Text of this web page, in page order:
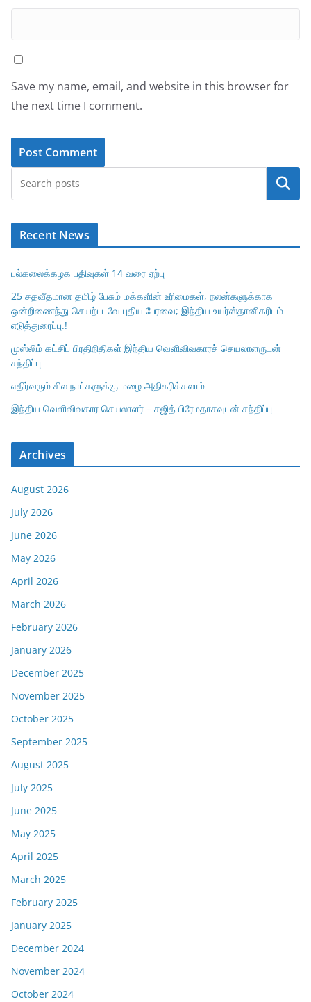
Save my name, email, and website in this browser for
the next time I comment.
Search
Recent News
பல்கலைக்கழக பதிவுகள் 14 வரை ஏற்பு
25 சதவீதமான தமிழ் பேசும் மக்களின் உரிமைகள், நலன்களுக்காக
ஒன்றிணைந்து செயற்படவே புதிய பேரவை; இந்திய உயர்ஸ்தானிகரிடம்
எடுத்துரைப்பு.!
முஸ்லிம் கட்சிப் பிரதிநிதிகள் இந்திய வெளிவிவகாரச் செயலாளருடன்
சந்திப்பு
எதிர்வரும் சில நாட்களுக்கு மழை அதிகரிக்கலாம்
இந்திய வெளிவிவகார செயலாளர் – சஜித் பிரேமதாசவுடன் சந்திப்பு
Archives
August 2026
July 2026
June 2026
May 2026
April 2026
March 2026
February 2026
January 2026
December 2025
November 2025
October 2025
September 2025
August 2025
July 2025
June 2025
May 2025
April 2025
March 2025
February 2025
January 2025
December 2024
November 2024
October 2024